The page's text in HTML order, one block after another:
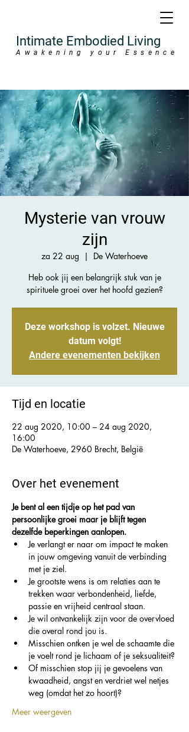
Intimate Embodied Living
Awakening your Essence
Mysterie van vrouw
zijn
za 22 aug
  |
De Waterhoeve
Heb ook jij een belangrijk stuk van je
spirituele groei over het hoofd gezien?
Deze workshop is volzet. Nieuwe
datum volgt!
Andere evenementen bekijken
Tijd en locatie
22 aug 2020, 10:00 – 24 aug 2020,
16:00
De Waterhoeve, 2960 Brecht, België
Over het evenement
Je bent al een tijdje op het pad van
persoonlijke groei maar je blijft tegen
dezelfde beperkingen aanlopen.
Je verlangt er naar om impact te maken
in jouw omgeving vanuit de verbinding
met je ziel.
Je grootste wens is om relaties aan te
trekken waar verbondenheid, liefde,
passie en vrijheid centraal staan.
Je wil ontvankelijk zijn voor de overvloed
die overal rond jou is.
Misschien ontken je wel de schaamte die
je voelt rond je lichaam of je seksualiteit?
Of misschien stop jij je gevoelens van
kwaadheid, angst en verdriet wel netjes
weg (omdat het zo hoort)?
Meer weergeven